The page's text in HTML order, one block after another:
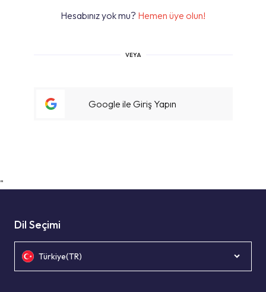
Hesabınız yok mu? Hemen üye olun!
VEYA
Google ile Giriş Yapın
"
Dil Seçimi
Türkiye(TR)